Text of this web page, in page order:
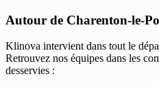
Autour de Charenton-le-
Klinova intervient dans tout le
Retrouvez nos équipes dans les
desservies :